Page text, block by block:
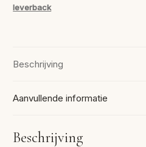
leverback
Beschrijving
Aanvullende informatie
Beschrijving